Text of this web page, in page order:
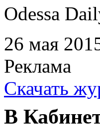
Odessa
26 мая
Реклама
Скачать
В